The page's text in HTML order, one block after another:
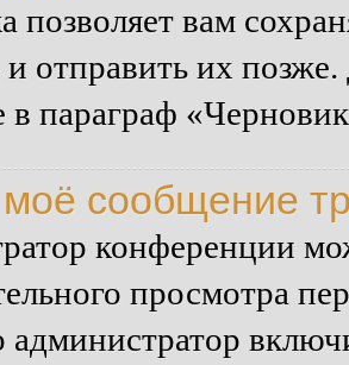
позволяет вам
и отправить их
в параграф
сообщение
конференции
просмотра
администратор